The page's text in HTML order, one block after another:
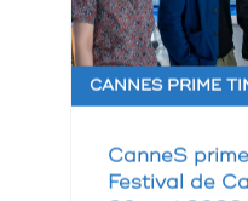
CANNES PRIME
CanneS
Festival de